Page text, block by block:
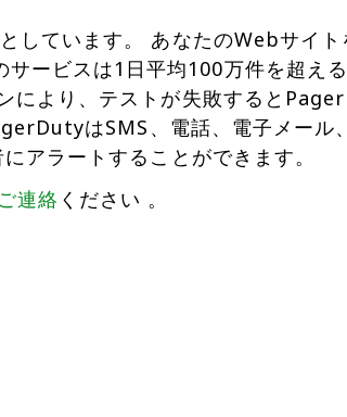
ています。 あなたのWebサイト
ービスは1日平均100万件を超え
により、テストが失敗すると
はSMS、電話、電子メー
アラートすることができます。
連絡 ください 。